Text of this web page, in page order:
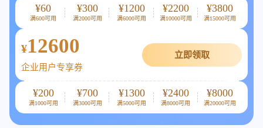
¥60
满600可用
¥300
满2000可用
¥1200
满6000可用
¥2200
满10000可用
¥3800
满15000可用
¥12600
企业用户专享券
立即领取
¥200
满1000可用
¥700
满3000可用
¥1300
满5000可用
¥2400
满8000可用
¥8000
满20000可用